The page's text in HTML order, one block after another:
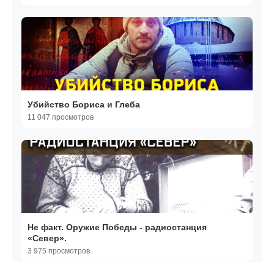
Убийство Бориса и Глеба
11 047 просмотров
Не факт. Оружие Победы - радиостанция
«Север».
3 975 просмотров